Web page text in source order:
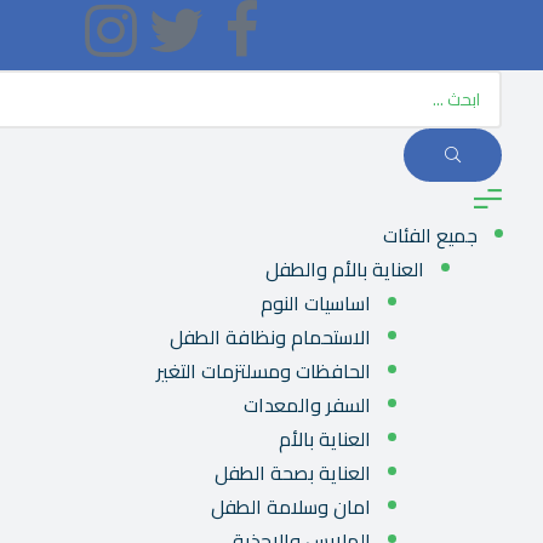
جميع الفئات
العناية بالأم والطفل
اساسيات النوم
الاستحمام ونظافة الطفل
الحافظات ومسلتزمات التغير
السفر والمعدات
العناية بالأم
العناية بصحة الطفل
امان وسلامة الطفل